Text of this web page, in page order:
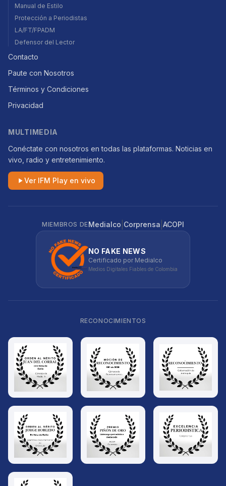
Manual de Estilo
Protección a Periodistas
LA/FT/FPADM
Defensor del Lector
Contacto
Paute con Nosotros
Términos y Condiciones
Privacidad
MULTIMEDIA
Conéctate con nosotros en todas las plataformas. Noticias en
vivo, radio y entretenimiento.
Ver IFM Play en vivo
MIEMBROS DEMedialco Corprensa ACOPI
NO FAKE NEWS
Certificado por Medialco
Medios Digitales Fiables de Colombia
RECONOCIMIENTOS